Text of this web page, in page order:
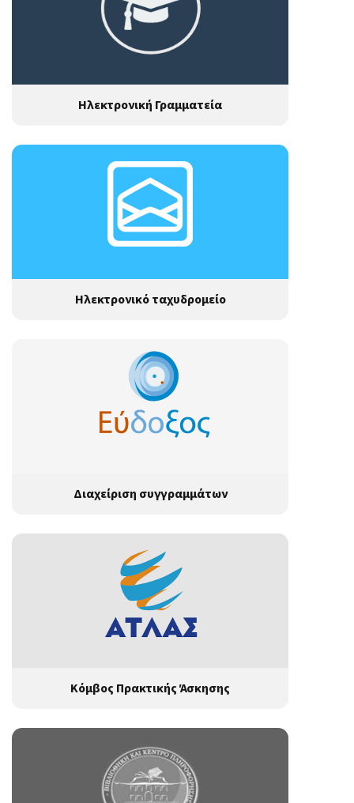
Ηλεκτρονική Γραμματεία
Ηλεκτρονικό ταχυδρομείο
Διαχείριση συγγραμμάτων
Κόμβος Πρακτικής Άσκησης